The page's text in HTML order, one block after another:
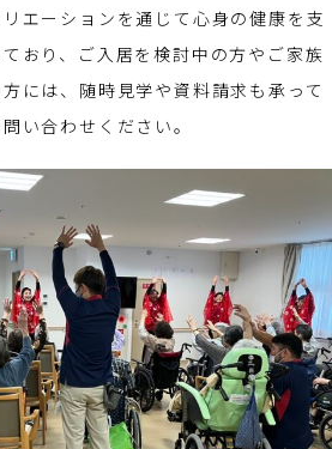
エーションを通じて心身の健康を支
おり、ご入居を検討中の方やご家族
には、随時見学や資料請求も承って
い合わせください。